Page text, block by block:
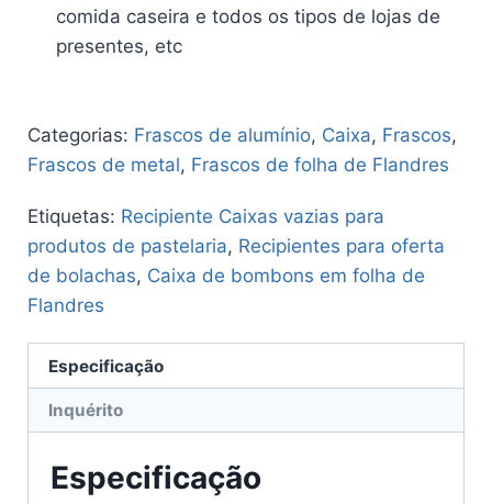
comida caseira e todos os tipos de lojas de
presentes, etc
Categorias: Frascos de alumínio, Caixa, Frascos,
Frascos de metal, Frascos de folha de Flandres
Etiquetas: Recipiente Caixas vazias para
produtos de pastelaria, Recipientes para oferta
de bolachas, Caixa de bombons em folha de
Flandres
Especificação
Inquérito
Especificação